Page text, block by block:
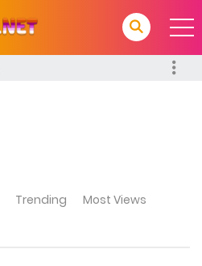
Trending
Most Views